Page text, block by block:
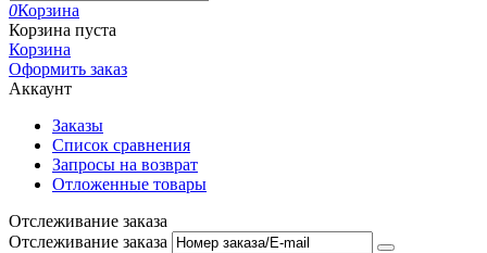
0Корзина
Корзина пуста
Корзина
Оформить заказ
Аккаунт
Заказы
Список сравнения
Запросы на возврат
Отложенные товары
Отслеживание заказа
Отслеживание заказа